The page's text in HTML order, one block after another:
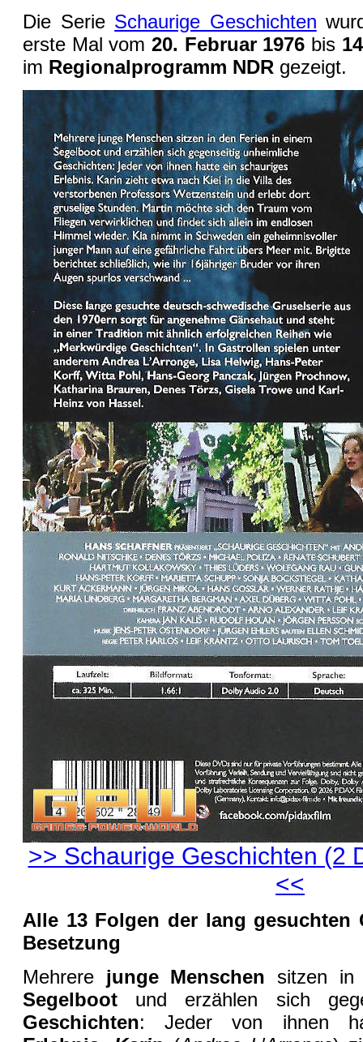
Die Serie Schaurige Geschichten
erste Mal vom 20. Februar 1976 bis
im Regionalprogramm NDR gezeigt.
>> Schaurige Geschichten (2
<<
Alle 13 Folgen der lang gesuchten
Besetzung
Mehrere junge Menschen sitzen
Segelboot und erzählen sich
Geschichten: Jeder von ihnen